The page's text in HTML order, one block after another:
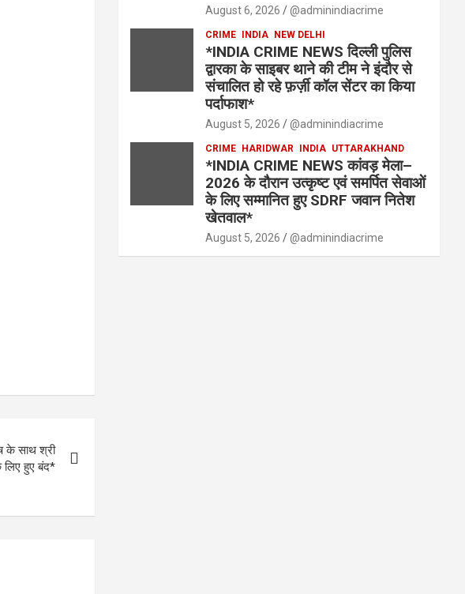
के साथ श्री
हुए बंद*
August 6, 2026 @adminindiacrime
CRIME INDIA NEW DELHI
*INDIA CRIME NEWS दिल्ली पुलिस
द्वारका के साइबर थाने की टीम ने इंदौर से
संचालित हो रहे फ़र्ज़ी कॉल सेंटर का किया
पर्दाफाश*
August 5, 2026 @adminindiacrime
CRIME HARIDWAR INDIA UTTARAKHAND
*INDIA CRIME NEWS कांवड़ मेला–
2026 के दौरान उत्कृष्ट एवं समर्पित सेवाओं
के लिए सम्मानित हुए SDRF जवान नितेश
खेतवाल*
August 5, 2026 @adminindiacrime